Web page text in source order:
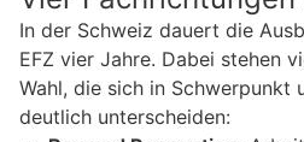
In der Schweiz dauert die
EFZ vier Jahre. Dabei stehen
Wahl, die sich in Schwerpunkt
deutlich unterscheiden: